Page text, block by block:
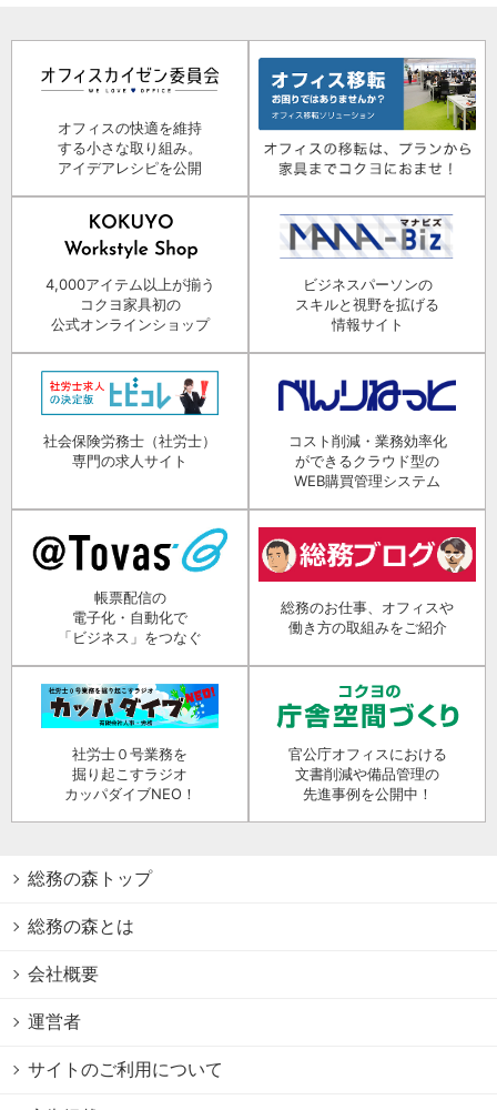
オフィスの快適を維持
する小さな取り組み。
アイデアレシピを公開
4,000アイテム以上が揃う
コクヨ家具初の
公式オンラインショップ
ビジネスパーソンの
スキルと視野を拡げる
情報サイト
社会保険労務士（社労士）
専門の求人サイト
コスト削減・業務効率化
ができるクラウド型の
WEB購買管理システム
帳票配信の
電子化・自動化で
「ビジネス」をつなぐ
総務のお仕事、オフィスや
働き方の取組みをご紹介
社労士０号業務を
掘り起こすラジオ
カッパダイブNEO！
官公庁オフィスにおける
文書削減や備品管理の
先進事例を公開中！
総務の森トップ
総務の森とは
会社概要
運営者
サイトのご利用について